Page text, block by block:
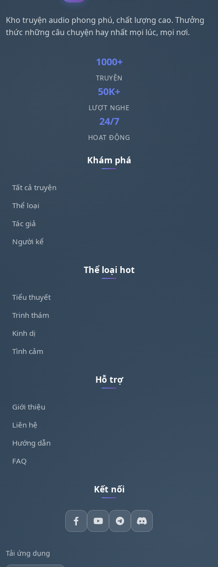
Kho truyện audio phong phú, chất lượng cao. Thưởng
thức những câu chuyện hay nhất mọi lúc, mọi nơi.
1000+
TRUYỆN
50K+
LƯỢT NGHE
24/7
HOẠT ĐỘNG
Khám phá
Tất cả truyện
Thể loại
Tác giả
Người kể
Thể loại hot
Tiểu thuyết
Trinh thám
Kinh dị
Tình cảm
Hỗ trợ
Giới thiệu
Liên hệ
Hướng dẫn
FAQ
Kết nối
Tải ứng dụng